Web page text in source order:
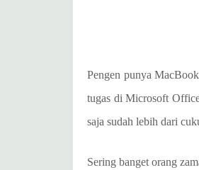
Pengen punya
tugas di Microsoft
saja sudah lebih dari
Sering banget orang